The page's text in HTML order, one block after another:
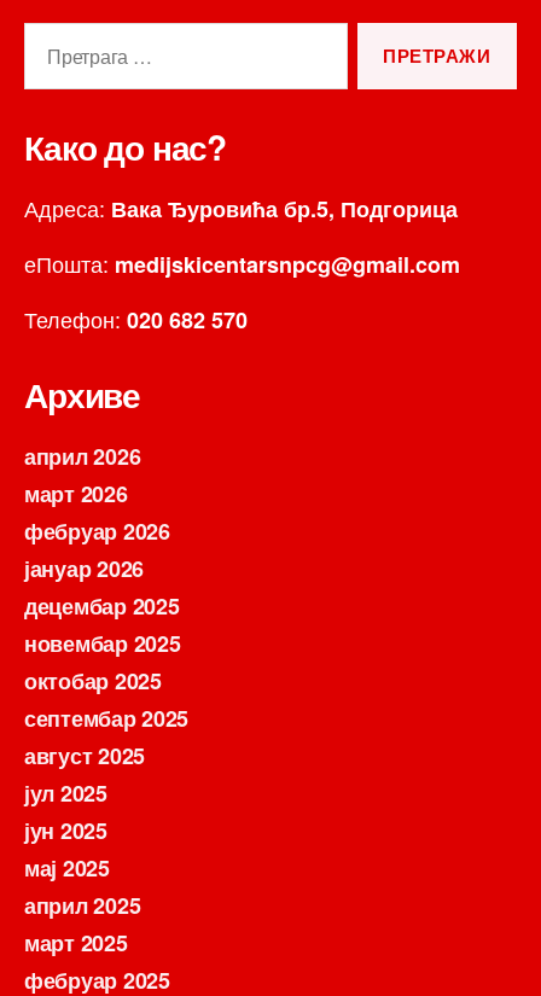
Како до нас?
Адреса: Вака Ђуровића бр.5, Подгорица
еПошта: medijskicentarsnpcg@gmail.com
Телефон: 020 682 570
Архиве
април 2026
март 2026
фебруар 2026
јануар 2026
децембар 2025
новембар 2025
октобар 2025
септембар 2025
август 2025
јул 2025
јун 2025
мај 2025
април 2025
март 2025
фебруар 2025